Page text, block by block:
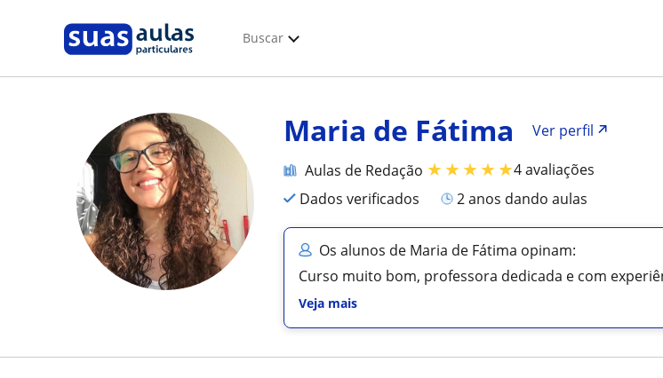
Buscar
Maria de Fátima Ver perfil
Aulas de Redação ★★★★★4 avaliações
Dados verificados
2 anos dando aulas
Os alunos de Maria de Fátima opinam:
Curso muito bom, professora dedicada e com
Veja mais